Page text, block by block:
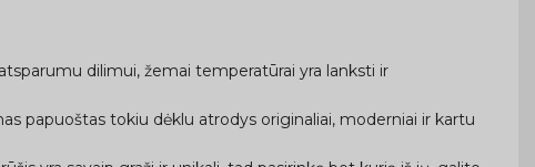
dilimui, žemai temperatūrai yra lanksti ir
papuoštas tokiu dėklu atrodys originaliai, moderniai ir kartu